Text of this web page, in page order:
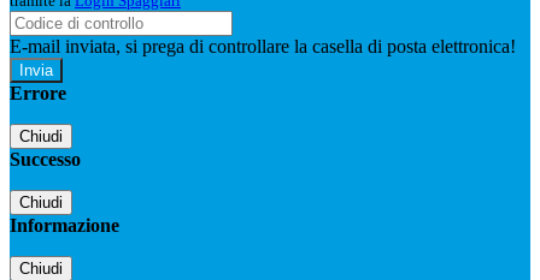
E-mail inviata, si prega di controllare la casella di posta elettronica!
Errore
Chiudi
Successo
Chiudi
Informazione
Chiudi